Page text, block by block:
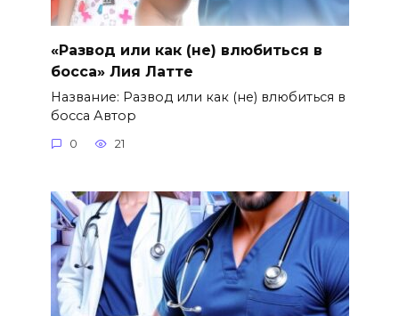
«Развод или как (не) влюбиться в
босса» Лия Латте
Название: Развод или как (не) влюбиться в
босса Автор
0 21